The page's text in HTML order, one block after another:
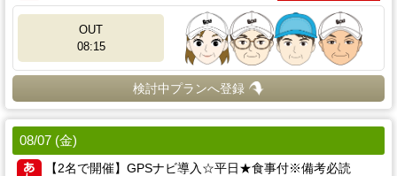
OUT
08:15
検討中プランへ登録
08/07 (金)
【2名で開催】GPSナビ導入☆平日★食事付※備考必読